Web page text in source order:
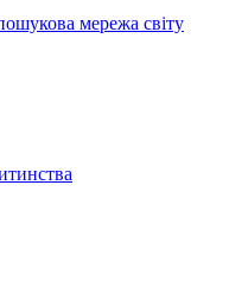
мережа світу